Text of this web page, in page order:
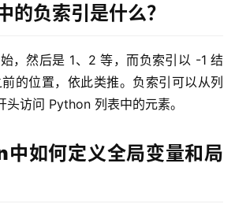
负索引是什么？
，然后是 1、2 等，而负索引以 -1 结
的位置，依此类推。负索引可以从列
头访问 Python 列表中的元素。
如何定义全局变量和局